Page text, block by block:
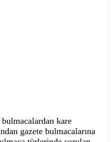
kare
gazete bulmacalarına